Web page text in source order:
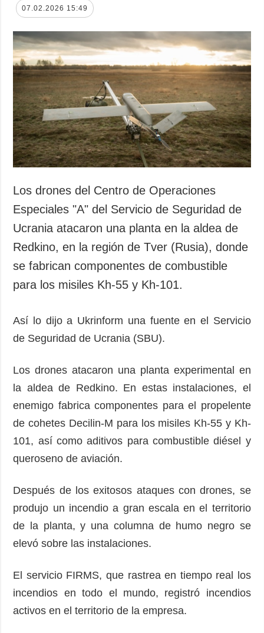
07.02.2026 15:49
Los drones del Centro de Operaciones
Especiales "A" del Servicio de Seguridad de
Ucrania atacaron una planta en la aldea de
Redkino, en la región de Tver (Rusia), donde
se fabrican componentes de combustible
para los misiles Kh-55 y Kh-101.
Así lo dijo a Ukrinform una fuente en el Servicio
de Seguridad de Ucrania (SBU).
Los drones atacaron una planta experimental en
la aldea de Redkino. En estas instalaciones, el
enemigo fabrica componentes para el propelente
de cohetes Decilin-M para los misiles Kh-55 y Kh-
101, así como aditivos para combustible diésel y
queroseno de aviación.
Después de los exitosos ataques con drones, se
produjo un incendio a gran escala en el territorio
de la planta, y una columna de humo negro se
elevó sobre las instalaciones.
El servicio FIRMS, que rastrea en tiempo real los
incendios en todo el mundo, registró incendios
activos en el territorio de la empresa.